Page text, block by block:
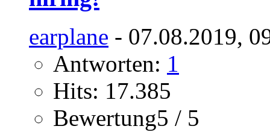
earplane - 07.08.2019,
Antworten: 1
Hits: 17.385
Bewertung5 / 5